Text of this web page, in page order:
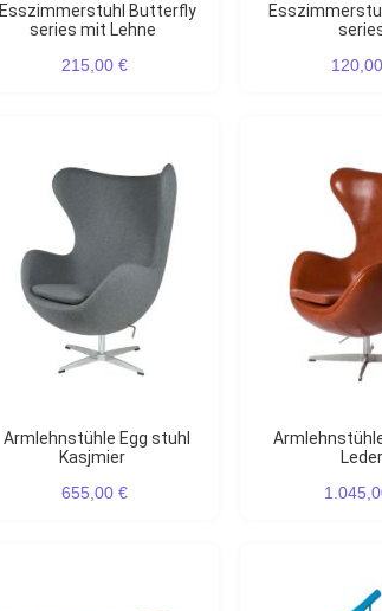
Esszimmerstuhl Butterfly
series mit Lehne
215,00 €
Esszimmerstuhl butterfly
Armlehnstühle Egg stuhl
Kasjmier
655,00 €
Armlehnstühle Egg stuhl
Leder